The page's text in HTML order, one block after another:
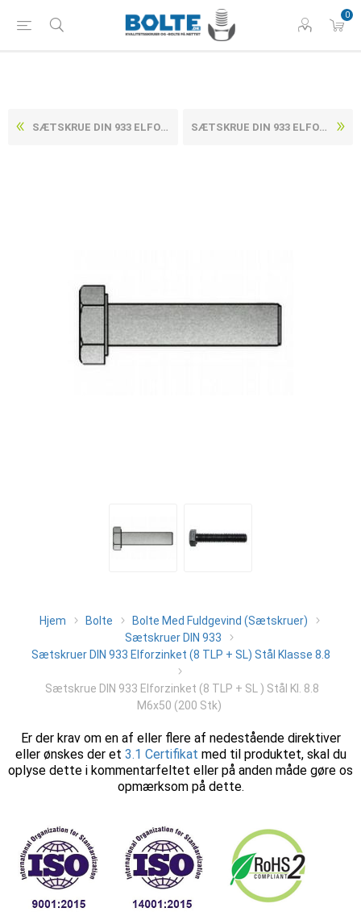
0
SÆTSKRUE DIN 933 ELFORZINKET (8 TLP + SL ) STÅL KL. 8.8 M6X45 (200 STK) SÆTSKRUE DIN 933 ELFORZINKET (8 TLP + SL ) STÅL KL. 8.8 M6X55 (200 STK)
Hjem Bolte
Bolte Med Fuldgevind (Sætskruer)
Sætskruer DIN 933
Sætskruer DIN 933 Elforzinket (8 TLP + SL) Stål Klasse 8.8
Sætskrue DIN 933 Elforzinket (8 TLP + SL ) Stål Kl. 8.8
M6x50 (200 Stk)
Er der krav om en af eller flere af nedestående direktiver
eller ønskes der et 3.1 Certifikat med til produktet, skal du
oplyse dette i kommentarfeltet eller på anden måde gøre os
opmærksom på dette.